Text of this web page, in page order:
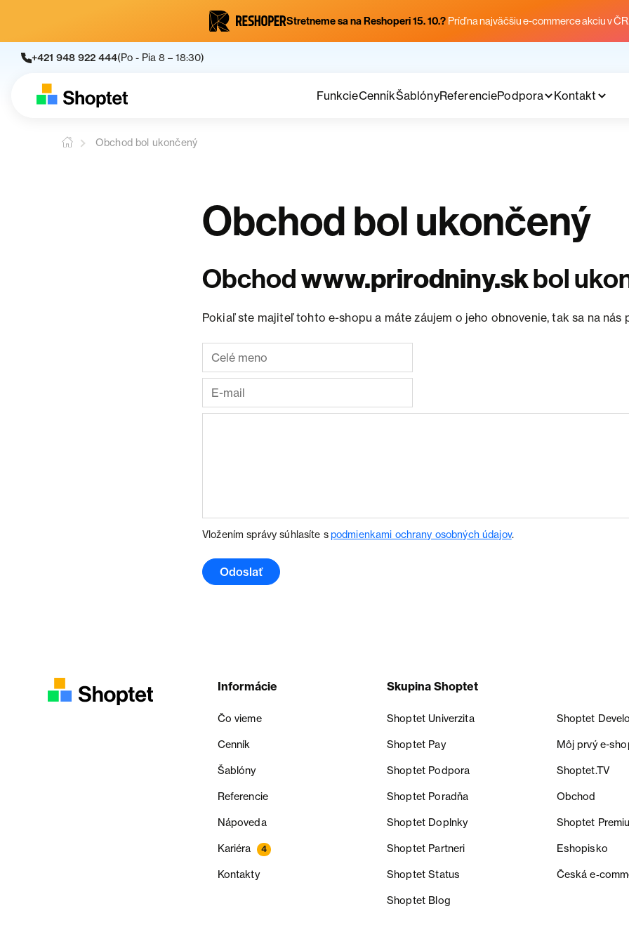
Stretneme sa na Reshoperi 15. 10.? Príď na najväčšiu e-commerce akciu v ČR.
+421 948 922 444(Po - Pia 8 – 18:30)
FunkcieCenníkŠablónyReferenciePodpora Kontakt
Obchod bol ukončený
Obchod bol ukončený
Obchodwww.prirodniny.skbol
Pokiaľ ste majiteľ tohto e-shopu a máte záujem o jeho obnovenie, tak sa na nás
Vložením správy súhlasíte spodmienkami ochrany osobných údajov.
Odoslať
Informácie
Čo vieme
Cenník
Šablóny
Referencie
Nápoveda
Kariéra 4
Kontakty
Skupina Shoptet
Shoptet Univerzita Shoptet
Shoptet Pay Môj prvý e-
Shoptet Podpora Shoptet.TV
Shoptet Poradňa Obchod
Shoptet Doplnky Shoptet
Shoptet Partneri Eshopisko
Shoptet Status Česká
Shoptet Blog